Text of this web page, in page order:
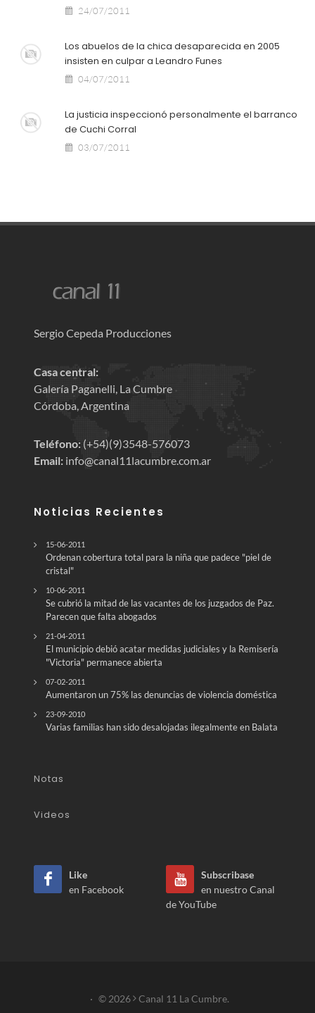
24/07/2011
Los abuelos de la chica desaparecida en 2005
insisten en culpar a Leandro Funes
04/07/2011
La justicia inspeccionó personalmente el barranco
de Cuchi Corral
03/07/2011
Sergio Cepeda Producciones
Casa central:
Galería Paganelli, La Cumbre
Córdoba, Argentina
Teléfono: (+54)(9)3548-576073
Email: info@canal11lacumbre.com.ar
Noticias Recientes
15-06-2011
Ordenan cobertura total para la niña que padece "piel de
cristal"
10-06-2011
Se cubrió la mitad de las vacantes de los juzgados de Paz.
21-04-2011
El municipio debió acatar medidas judiciales y la Remisería
"Victoria" permanece abierta
07-02-2011
Aumentaron un 75% las denuncias de violencia doméstica
23-09-2010
Varias familias han sido desalojadas ilegalmente en Balata
Notas
Videos
Like
en Facebook
Subscribase
en nuestro Canal
de YouTube
· © 2026 Canal 11 La Cumbre.